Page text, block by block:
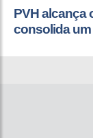
PVH alcança
consolida